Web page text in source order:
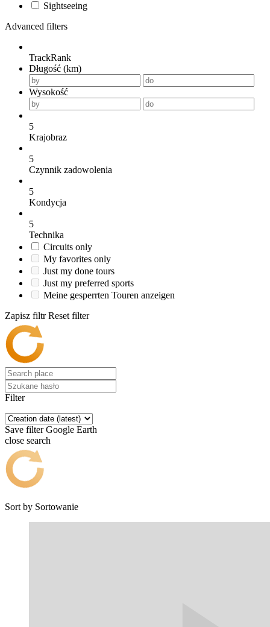
Sightseeing
Advanced filters
TrackRank
Długość (km)
Wysokość
5
Krajobraz
5
Czynnik zadowolenia
5
Kondycja
5
Technika
Circuits only
My favorites only
Just my done tours
Just my preferred sports
Meine gesperrten Touren anzeigen
Zapisz filtr Reset filter
Filter
Save filter Google Earth
close search
Sort by Sortowanie